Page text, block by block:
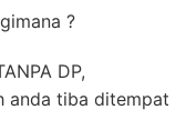
?
DP,
anda tiba ditempat